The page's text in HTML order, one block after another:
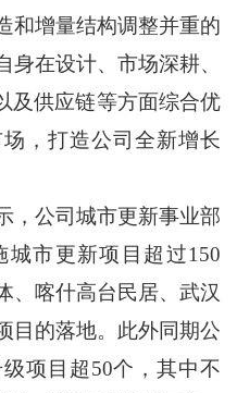
和增量结构调整并重的
在设计、市场深耕、
及供应链等方面综合优
，打造公司全新增长
公司城市更新事业部
城市更新项目超过150
、喀什高台民居、武汉
目的落地。此外同期公
项目超50个，其中不